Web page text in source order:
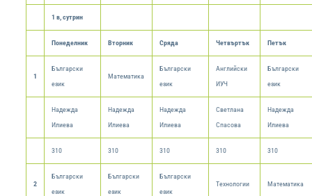
1 в, сутрин
Понеделник Вторник Сряда Четвъртък Петък
1
Български
език
Математика
Български
език
Английски
ИУЧ
Български
език
Надежда
Илиева
Надежда
Илиева
Надежда
Илиева
Светлана
Спасова
Надежда
Илиева
310 310 310 310 310
2
Български
език
Български
език
Български
език
Технологии Математика